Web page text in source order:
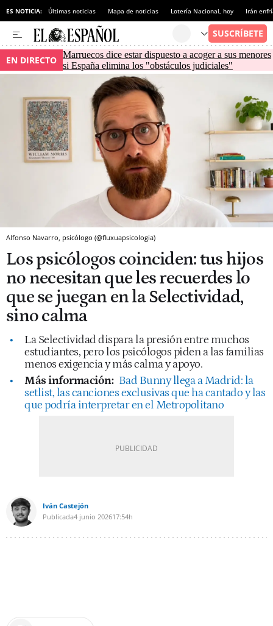
ES NOTICIA: Últimas noticias Mapa de noticias Lotería Nacional, hoy Irán
EN DIRECTO Marruecos dice estar dispuesto a acoger a sus menores
si España elimina los "obstáculos judiciales"
Alfonso Navarro, psicólogo (@fluxuapsicologia)
Los psicólogos coinciden: tus hijos
no necesitan que les recuerdes lo
que se juegan en la Selectividad,
sino calma
La Selectividad dispara la presión entre muchos
estudiantes, pero los psicólogos piden a las familias
menos exigencia y más calma y apoyo.
Más información: Bad Bunny llega a Madrid: la
setlist, las canciones exclusivas que ha cantado y las
que podría interpretar en el Metropolitano
Iván Castejón
Publicada4 junio 202617:54h